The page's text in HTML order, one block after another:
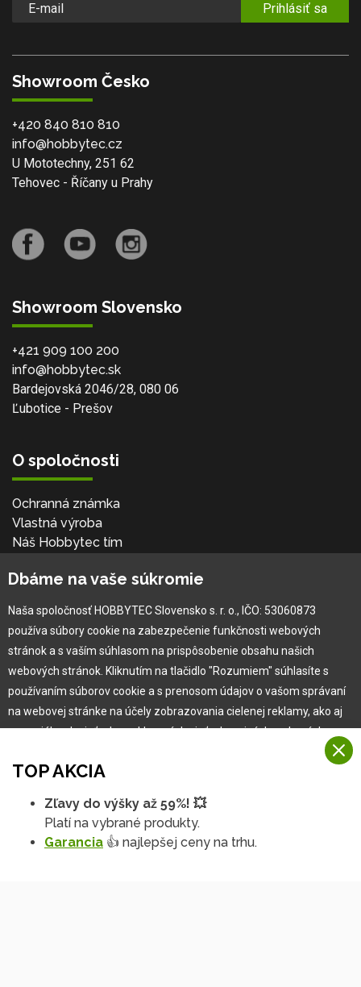
Prihlásiť sa
Showroom Česko
+420 840 810 810
info@hobbytec.cz
U Mototechny, 251 62
Tehovec - Říčany u Prahy
Showroom Slovensko
+421 909 100 200
info@hobbytec.sk
Bardejovská 2046/28, 080 06
Ľubotice - Prešov
O spoločnosti
Ochranná známka
Vlastná výroba
Náš Hobbytec tím
Naša história
Pre zákazníka
Garancia najlepšej ceny
Užívateľský manuál
Reklamácia
TOP AKCIA
Zľavy do výšky až 59%! 💥
Platí na vybrané produkty.
Garancia 👍 najlepšej ceny na trhu.
Dbáme na vaše súkromie
Naša spoločnosť HOBBYTEC Slovensko s. r. o., IČO: 53060873
používa súbory cookie na zabezpečenie funkčnosti webových
stránok a s vaším súhlasom na prispôsobenie obsahu našich
webových stránok. Kliknutím na tlačidlo "Rozumiem" súhlasíte s
používaním súborov cookie a s prenosom údajov o vašom správaní
na webovej stránke na účely zobrazovania cielenej reklamy, ako aj
na sociálnych sieťach a reklamných sieťach na iných webových
Viac informácií
Na našich webových stránkach používame niekoľko kategórií
Rozumiem